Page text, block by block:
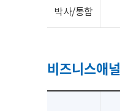
박사/통합
비즈니스애